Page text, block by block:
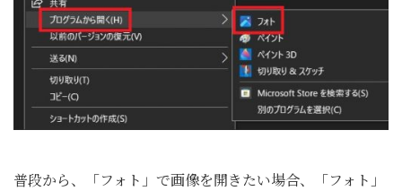
普段から、「フォト」で画像を開きたい場合、「フォト」